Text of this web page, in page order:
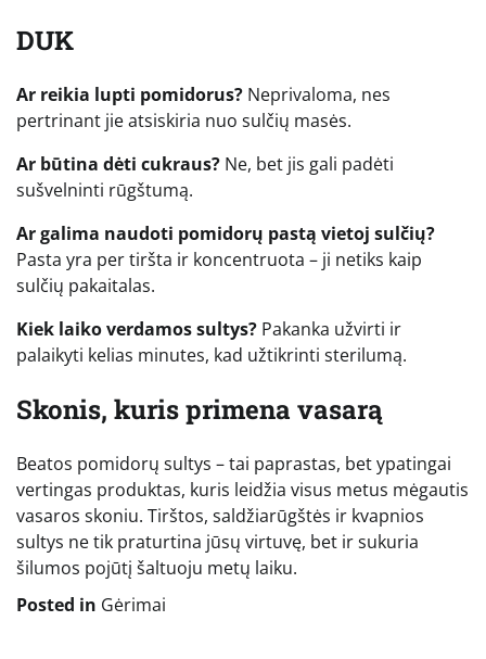
DUK
Ar reikia lupti pomidorus? Neprivaloma, nes
pertrinant jie atsiskiria nuo sulčių masės.
Ar būtina dėti cukraus? Ne, bet jis gali padėti
sušvelninti rūgštumą.
Ar galima naudoti pomidorų pastą vietoj sulčių?
Pasta yra per tiršta ir koncentruota – ji netiks kaip
sulčių pakaitalas.
Kiek laiko verdamos sultys? Pakanka užvirti ir
palaikyti kelias minutes, kad užtikrinti sterilumą.
Skonis, kuris primena vasarą
Beatos pomidorų sultys – tai paprastas, bet ypatingai
vertingas produktas, kuris leidžia visus metus mėgautis
vasaros skoniu. Tirštos, saldžiarūgštės ir kvapnios
sultys ne tik praturtina jūsų virtuvę, bet ir sukuria
šilumos pojūtį šaltuoju metų laiku.
Posted in Gėrimai